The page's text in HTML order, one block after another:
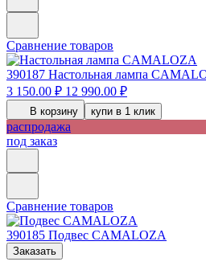
Сравнение товаров
390187 Настольная лампа
3 150.00 ₽ 12 990.00 ₽
В корзину купи в 1 клик
распродажа
под заказ
Сравнение товаров
390185 Подвес CAMALOZA
Заказать